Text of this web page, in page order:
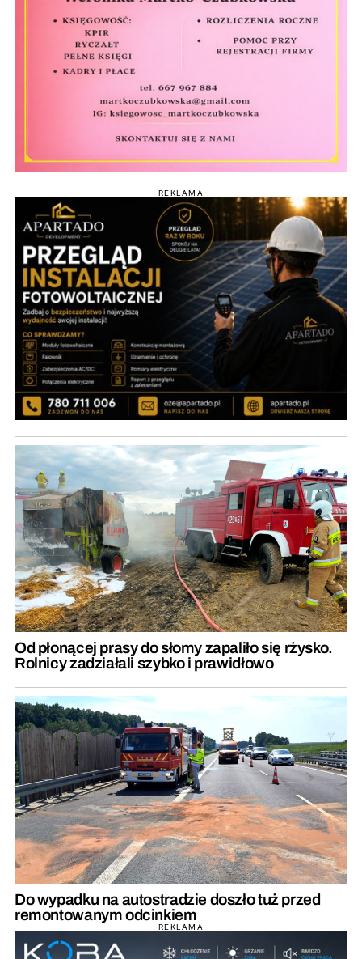
REKLAMA
Od płonącej prasy do słomy zapaliło się rżysko.
Rolnicy zadziałali szybko i prawidłowo
Do wypadku na autostradzie doszło tuż przed
remontowanym odcinkiem
REKLAMA